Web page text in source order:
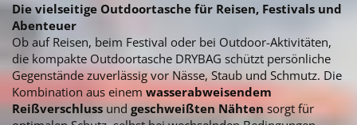
Die vielseitige Outdoortasche für Reisen, Festivals und
Abenteuer
Ob auf Reisen, beim Festival oder bei Outdoor-Aktivitäten,
die kompakte Outdoortasche DRYBAG schützt persönliche
Gegenstände zuverlässig vor Nässe, Staub und Schmutz. Die
Kombination aus einem wasserabweisendem
Reißverschlussundgeschweißten Nähten sorgt für